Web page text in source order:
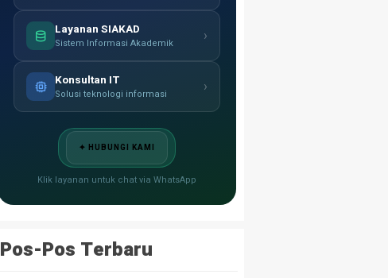
Layanan SIAKAD
Sistem Informasi Akademik ›
Konsultan IT
Solusi teknologi informasi ›
✦ HUBUNGI KAMI
Klik layanan untuk chat via WhatsApp
Pos-Pos Terbaru